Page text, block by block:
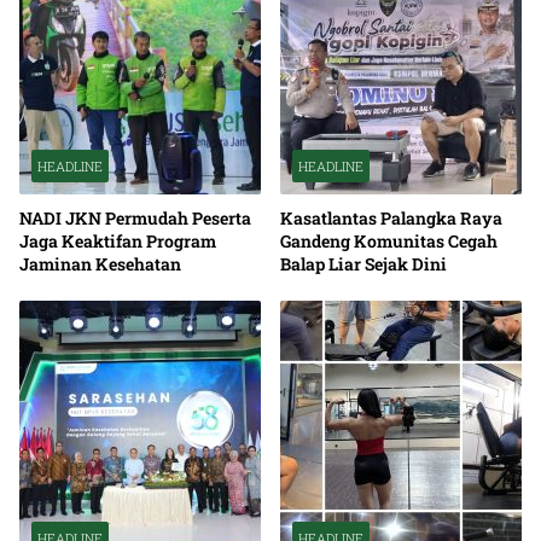
HEADLINE
NADI JKN Permudah Peserta
Jaga Keaktifan Program
Jaminan Kesehatan
HEADLINE
Kasatlantas Palangka Raya
Gandeng Komunitas Cegah
Balap Liar Sejak Dini